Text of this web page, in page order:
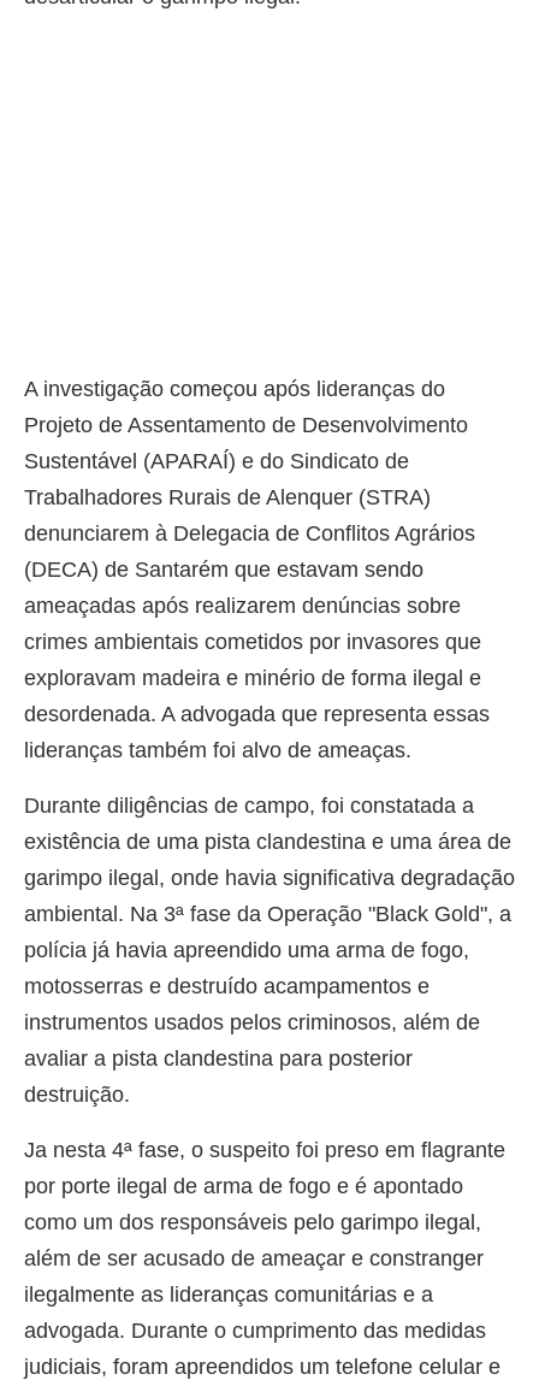
A investigação começou após lideranças do
Projeto de Assentamento de Desenvolvimento
Sustentável (APARAÍ) e do Sindicato de
Trabalhadores Rurais de Alenquer (STRA)
denunciarem à Delegacia de Conflitos Agrários
(DECA) de Santarém que estavam sendo
ameaçadas após realizarem denúncias sobre
crimes ambientais cometidos por invasores que
exploravam madeira e minério de forma ilegal e
desordenada. A advogada que representa essas
lideranças também foi alvo de ameaças.
Durante diligências de campo, foi constatada a
existência de uma pista clandestina e uma área de
garimpo ilegal, onde havia significativa degradação
ambiental. Na 3ª fase da Operação "Black Gold", a
polícia já havia apreendido uma arma de fogo,
motosserras e destruído acampamentos e
instrumentos usados pelos criminosos, além de
avaliar a pista clandestina para posterior
destruição.
Ja nesta 4ª fase, o suspeito foi preso em flagrante
por porte ilegal de arma de fogo e é apontado
como um dos responsáveis pelo garimpo ilegal,
além de ser acusado de ameaçar e constranger
ilegalmente as lideranças comunitárias e a
advogada. Durante o cumprimento das medidas
judiciais, foram apreendidos um telefone celular e